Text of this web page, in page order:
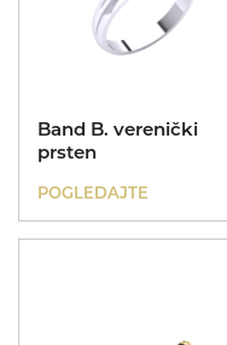
Band B. verenički
prsten
POGLEDAJTE